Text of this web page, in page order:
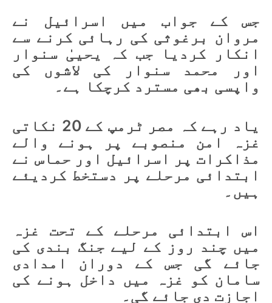
جس کے جواب میں اسرائیل نے
مروان برغوثی کی رہائی کرنے سے
انکار کردیا جب کہ یحییٰ سنوار
اور محمد سنوار کی لاشوں کی
واپسی بھی مسترد کرچکا ہے۔
یاد رہے کہ مصر ٹرمپ کے 20 نکاتی
غزہ امن منصوبے پر ہونے والے
مذاکرات پر اسرائیل اور حماس نے
ابتدائی مرحلے پر دستخط کردیئے
ہیں۔
اس ابتدائی مرحلے کے تحت غزہ
میں چند روز کے لیے جنگ بندی کی
جائے گی جس کے دوران امدادی
سامان کو غزہ میں داخل ہونے کی
اجازت دی جائے گی۔